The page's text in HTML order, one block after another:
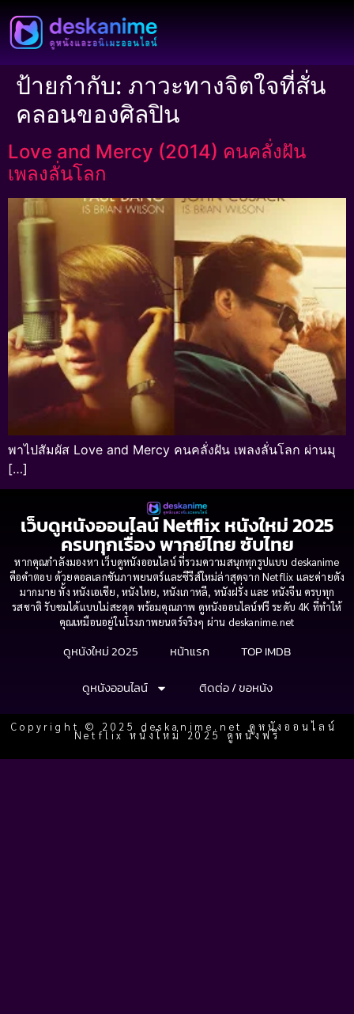
ป้ายกำกับ: ภาวะทางจิตใจที่สั่น
คลอนของศิลปิน
Love and Mercy (2014) คนคลั่งฝัน
เพลงลั่นโลก
พาไปสัมผัส Love and Mercy คนคลั่งฝัน เพลงลั่นโลก ผ่านมุ
[…]
เว็บดูหนังออนไลน์ Netflix หนังใหม่ 2025
ครบทุกเรื่อง พากย์ไทย ซับไทย
หากคุณกำลังมองหา เว็บดูหนังออนไลน์ ที่รวมความสนุกทุกรูปแบบ deskanime
คือคำตอบ ด้วยคอลเลกชันภาพยนตร์และซีรีส์ใหม่ล่าสุดจาก Netflix และค่ายดัง
มากมาย ทั้ง หนังเอเชีย, หนังไทย, หนังเกาหลี, หนังฝรั่ง และ หนังจีน ครบทุก
รสชาติ รับชมได้แบบไม่สะดุด พร้อมคุณภาพ ดูหนังออนไลน์ฟรี ระดับ 4K ที่ทำให้
คุณเหมือนอยู่ในโรงภาพยนตร์จริงๆ ผ่าน deskanime.net
ดูหนังใหม่ 2025 หน้าแรก
TOP IMDB
ดูหนังออนไลน์
ติดต่อ / ขอหนัง
Copyright © 2025 deskanime.net ดูหนังออนไลน์
Netflix หนังใหม่ 2025 ดูหนังฟรี